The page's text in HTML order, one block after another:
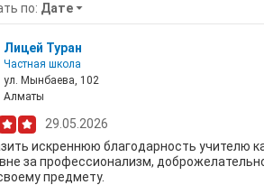
по: Дате
Лицей Туран
Частная школа
ул. Мынбаева, 102
Алматы
29.05.2026
искреннюю благодарность учителю
за профессионализм,
предмету.